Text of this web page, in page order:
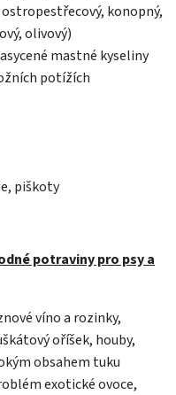
konopný,
olivový)
mastné kyseliny
potížích
piškoty
potraviny pro psy a
víno a rozinky,
oříšek, houby,
obsahem tuku
exotické ovoce,